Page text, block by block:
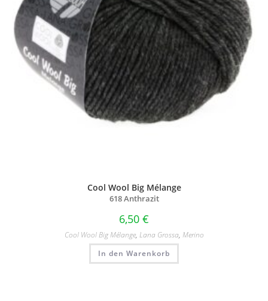
Cool Wool Big Mélange
618 Anthrazit
6,50 €
Cool Wool Big Mélange, Lana Grossa, Merino
In den Warenkorb